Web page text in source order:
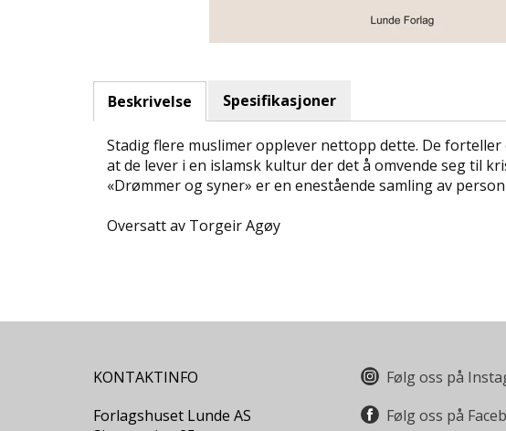
Beskrivelse Spesifikasjoner
Stadig flere muslimer opplever nettopp dette. De
at de lever i en islamsk kultur der det å omvende seg til
«Drømmer og syner» er en enestående samling av
Oversatt av Torgeir Agøy
KONTAKTINFO
Forlagshuset Lunde AS
Følg oss på
Følg oss på